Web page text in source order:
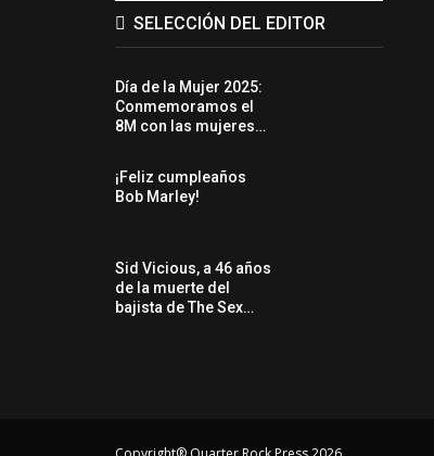
SELECCIÓN DEL EDITOR
Día de la Mujer 2025:
Conmemoramos el
8M con las mujeres…
¡Feliz cumpleaños
Bob Marley!
Sid Vicious, a 46 años
de la muerte del
bajista de The Sex…